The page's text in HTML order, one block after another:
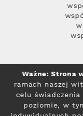
Ważne: Strona
ramach naszej
celu świadczenia
poziomie, w